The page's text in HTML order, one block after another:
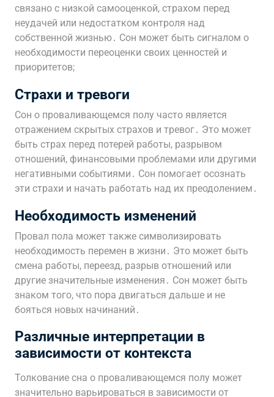
связано с низкой самооценкой, страхом перед
неудачей или недостатком контроля над
собственной жизнью․ Сон может быть сигналом о
необходимости переоценки своих ценностей и
приоритетов;
Страхи и тревоги
Сон о проваливающемся полу часто является
отражением скрытых страхов и тревог․ Это может
быть страх перед потерей работы, разрывом
отношений, финансовыми проблемами или другими
негативными событиями․ Сон помогает осознать
эти страхи и начать работать над их преодолением․
Необходимость изменений
Провал пола может также символизировать
необходимость перемен в жизни․ Это может быть
смена работы, переезд, разрыв отношений или
другие значительные изменения․ Сон может быть
знаком того, что пора двигаться дальше и не
бояться новых начинаний․
Различные интерпретации в
зависимости от контекста
Толкование сна о проваливающемся полу может
значительно варьироваться в зависимости от